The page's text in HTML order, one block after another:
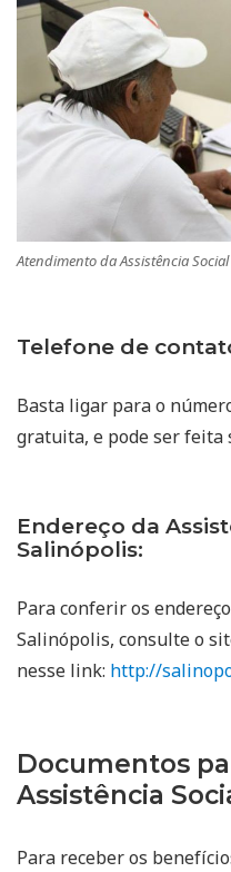
Atendimento da Assistência Social
Telefone de
Basta ligar para o
gratuita, e pode ser feita
Endereço da
Salinópolis:
Para conferir os
Salinópolis, consulte o
nesse link: http://
Documentos
Assistência
Para receber os